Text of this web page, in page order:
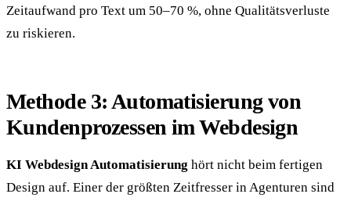
Zeitaufwand pro Text um 50–70 %, ohne Qualitätsverluste
zu riskieren.
Methode 3: Automatisierung von
Kundenprozessen im Webdesign
KI Webdesign Automatisierung hört nicht beim fertigen
Design auf. Einer der größten Zeitfresser in Agenturen sind